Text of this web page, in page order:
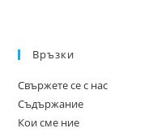
Връзки
Свържете се с нас
Съдържание
Кои сме ние